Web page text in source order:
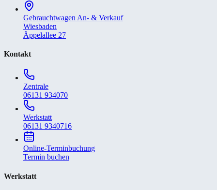
Gebrauchtwagen An- & Verkauf
Wiesbaden
Äppelallee 27
Kontakt
Zentrale
06131 934070
Werkstatt
06131 9340716
Online-Terminbuchung
Termin buchen
Werkstatt